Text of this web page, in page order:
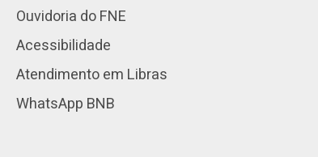
Ouvidoria do FNE
Acessibilidade
Atendimento em Libras
WhatsApp BNB